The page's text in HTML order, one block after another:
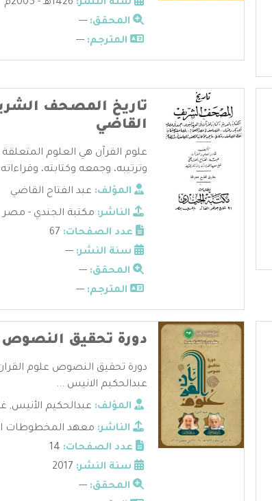
سنة النشر:
المحقق: ---
المترجم: ---
تاريخ المصحف
القاضي
علوم القرآن هي العلوم
وترتيبه، وجمعه وكتابته،
المؤلف: عبد الفتاح القاضي
الناشر: مكتبة الجندي - مصر
عدد الصفحات:
سنة النشر: ---
المحقق: ---
المترجم: ---
دورة تحقيق النصوص
دورة تحقيق النصوص علوم
عبدالحكيم الانيس ...
المؤلف: عبدالحكيم الأنيس,
الناشر: معهد المخطوطات
عدد الصفحات:
سنة النشر:
المحقق: ---